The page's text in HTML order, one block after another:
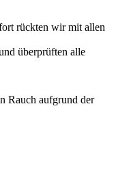
rückten wir mit allen
überprüften alle
Rauch aufgrund der